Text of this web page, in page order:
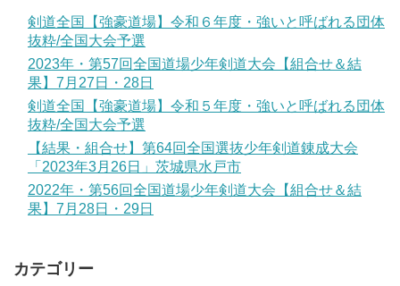
剣道全国【強豪道場】令和６年度・強いと呼ばれる団体
抜粋/全国大会予選
2023年・第57回全国道場少年剣道大会【組合せ＆結
果】7月27日・28日
剣道全国【強豪道場】令和５年度・強いと呼ばれる団体
抜粋/全国大会予選
【結果・組合せ】第64回全国選抜少年剣道錬成大会
「2023年3月26日」茨城県水戸市
2022年・第56回全国道場少年剣道大会【組合せ＆結
果】7月28日・29日
カテゴリー